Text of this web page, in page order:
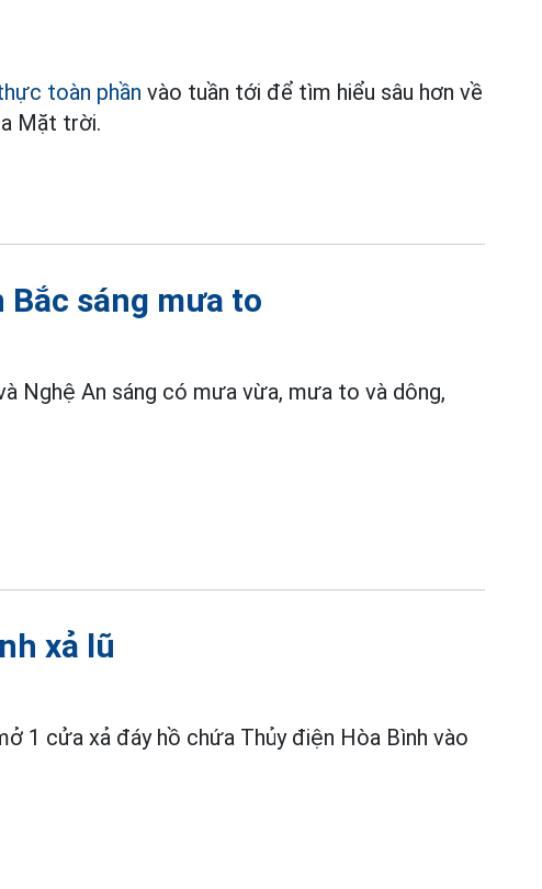
toàn phần vào tuần tới để tìm hiểu sâu hơn về
Mặt trời.
sáng mưa to
Nghệ An sáng có mưa vừa, mưa to và dông,
xả lũ
1 cửa xả đáy hồ chứa Thủy điện Hòa Bình vào